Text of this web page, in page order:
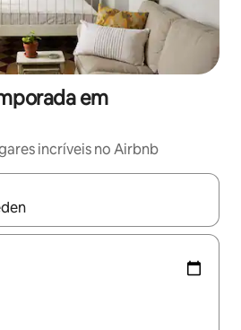
em
incríveis no Airbnb
estiverem disponíveis, explore-os